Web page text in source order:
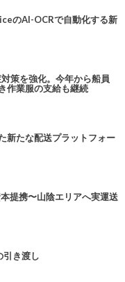
のAI-OCRで自動化する新
策を強化。今年から船員
作業服の支給も継続
新たな配送プラットフォー
提携〜山陰エリアへ実運送
引き渡し